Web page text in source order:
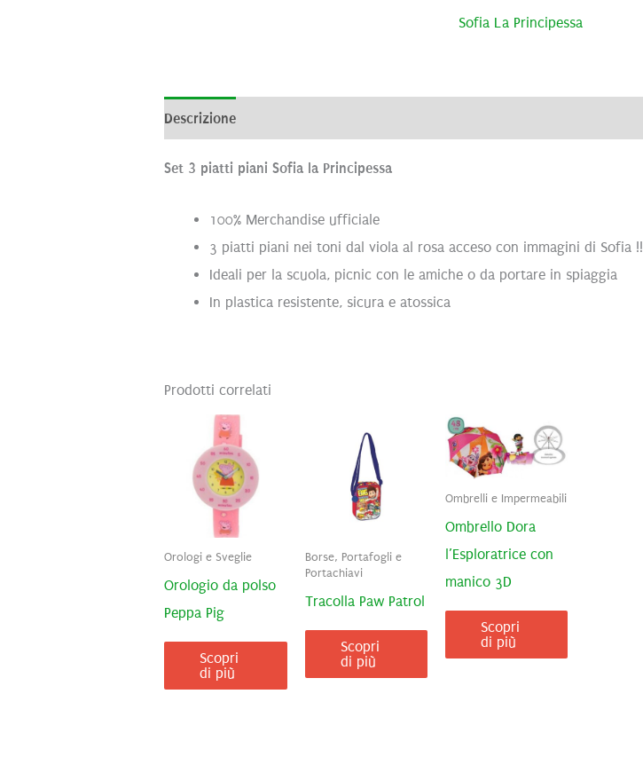
Sofia La Principessa
Descrizione
Set 3 piatti piani Sofia la Principessa
100% Merchandise ufficiale
3 piatti piani nei toni dal viola al rosa acceso con immagini di Sofia !!
Ideali per la scuola, picnic con le amiche o da portare in spiaggia
In plastica resistente, sicura e atossica
Prodotti correlati
Orologi e Sveglie
Orologio da polso
Peppa Pig
Scopri
di più
Borse, Portafogli e
Portachiavi
Tracolla Paw Patrol
Scopri
di più
Ombrelli e Impermeabili
Ombrello Dora
l’Esploratrice con
manico 3D
Scopri
di più